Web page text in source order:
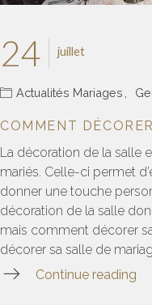
juillet
24
Actualités Mariages
COMMENT
La décoration de la salle
mariés. Celle-ci permet
donner une touche
décoration de la salle
mais comment décorer
décorer sa salle de
Continue reading